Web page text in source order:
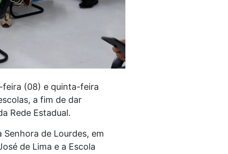
feira (08) e quinta-feira
a fim de dar
Rede Estadual.
Senhora de Lourdes, em
de Lima e a Escola